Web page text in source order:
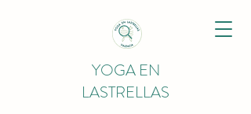
YOGA EN
LASTRELLAS